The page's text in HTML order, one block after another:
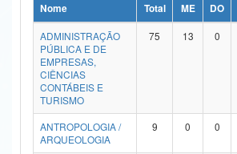
Ministério da Ciência, Tecnologia, Inovações e
Ministério do Meio Ambiente
Ministério do Turismo
Ministério do Desenvolvimento Regional
Controladoria-Geral da União
Nome Total ME DO
ADMINISTRAÇÃO
PÚBLICA E DE
EMPRESAS,
CIÊNCIAS
CONTÁBEIS E
TURISMO
75 13 0
ANTROPOLOGIA /
ARQUEOLOGIA
9 0 0